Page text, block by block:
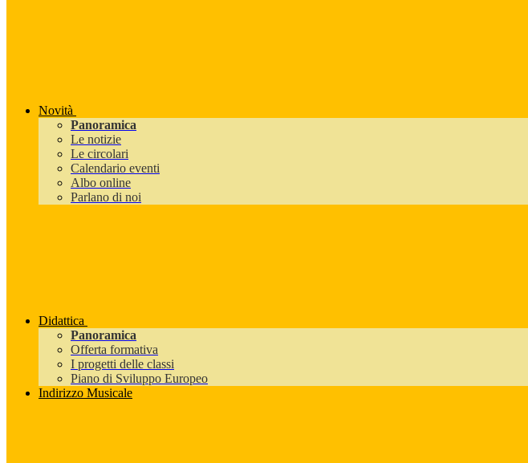
Novità
Panoramica
Le notizie
Le circolari
Calendario eventi
Albo online
Parlano di noi
Didattica
Panoramica
Offerta formativa
I progetti delle classi
Piano di Sviluppo Europeo
Indirizzo Musicale